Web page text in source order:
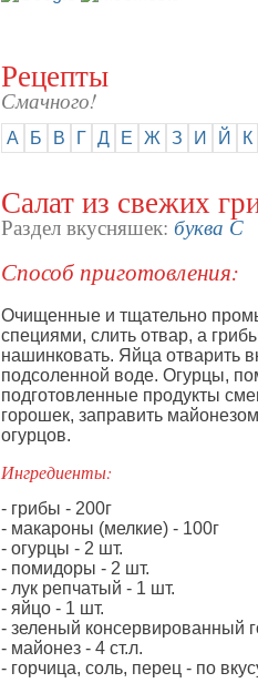
Рецепты
Смачного!
А Б В Г Д Е Ж З И Й К
Салат из свежих
Раздел вкусняшек: буква С
Способ приготовления:
Очищенные и тщательно
специями, слить отвар, а
нашинковать. Яйца отварить
подсоленной воде. Огурцы,
подготовленные продукты
горошек, заправить
огурцов.
Ингредиенты:
- грибы - 200г
- макароны (мелкие) - 100г
- огурцы - 2 шт.
- помидоры - 2 шт.
- лук репчатый - 1 шт.
- яйцо - 1 шт.
- зеленый консервированный
- майонез - 4 ст.л.
- горчица, соль, перец - по